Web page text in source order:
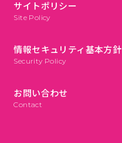
サイトポリシー
Site Policy
情報セキュリティ基本方針
Security Policy
お問い合わせ
Contact